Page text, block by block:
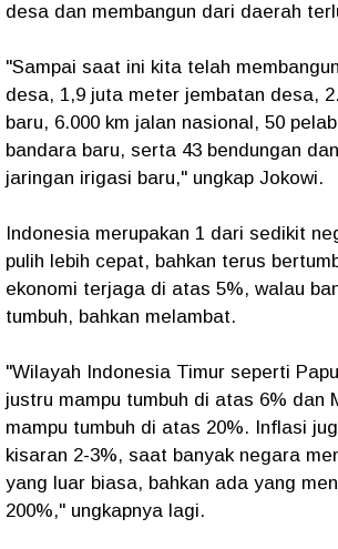
desa dan membangun dari daerah
"Sampai saat ini kita telah
desa, 1,9 juta meter jembatan desa,
baru, 6.000 km jalan nasional, 50
bandara baru, serta 43 bendungan
jaringan irigasi baru," ungkap Jokowi.
Indonesia merupakan 1 dari sedikit
pulih lebih cepat, bahkan terus
ekonomi terjaga di atas 5%, walau
tumbuh, bahkan melambat.
"Wilayah Indonesia Timur seperti
justru mampu tumbuh di atas 6% dan
mampu tumbuh di atas 20%. Inflasi
kisaran 2-3%, saat banyak negara
yang luar biasa, bahkan ada yang
200%," ungkapnya lagi.